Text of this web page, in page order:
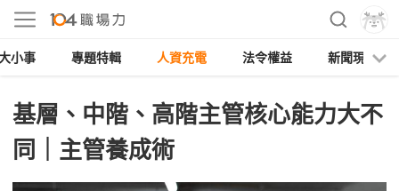
小事 專題特輯 人資充電 法令權益 新聞現場
基層、中階、高階主管核心能力大不
同｜主管養成術